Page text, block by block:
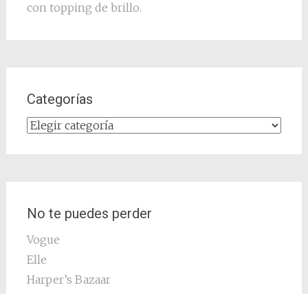
con topping de brillo.
Categorías
Categorías
No te puedes perder
Vogue
Elle
Harper’s Bazaar